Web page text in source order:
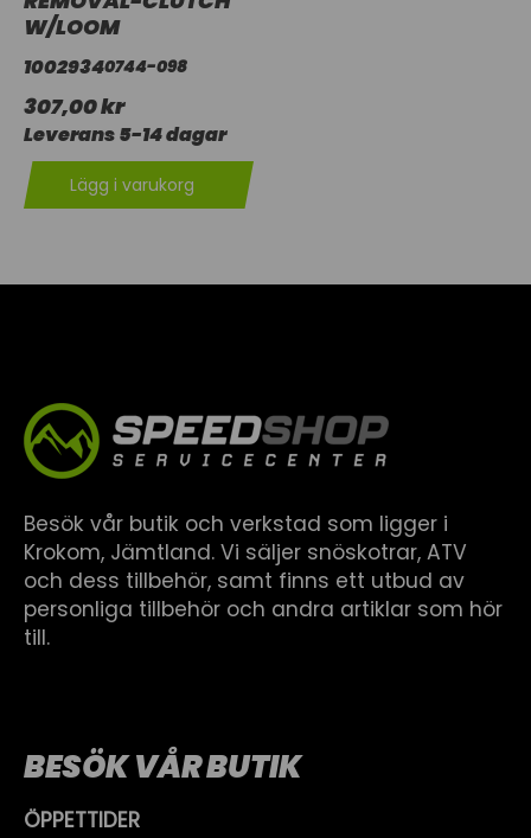
W/LOOM
10029340744-098
307,00 kr
Leverans 5-14 dagar
Lägg i varukorg
Besök vår butik och verkstad som ligger i
Krokom, Jämtland. Vi säljer snöskotrar, ATV
och dess tillbehör, samt finns ett utbud av
personliga tillbehör och andra artiklar som hör
till.
BESÖK VÅR BUTIK
ÖPPETTIDER